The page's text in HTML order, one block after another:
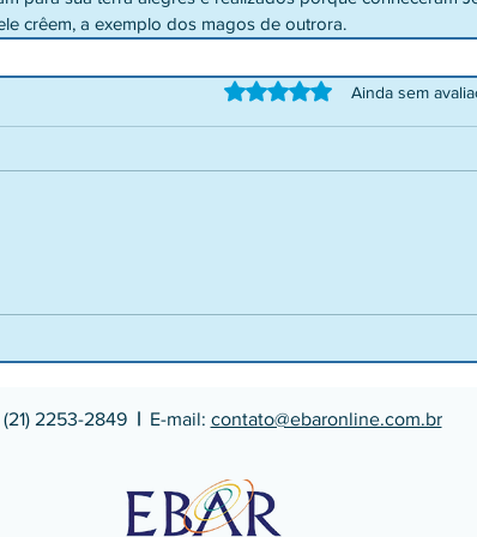
crêem, a exemplo dos magos de outrora.
Avaliado com 0 de 5 estrelas.
Ainda sem
2253-2849 |E-mail: contato@ebaronline.com.br